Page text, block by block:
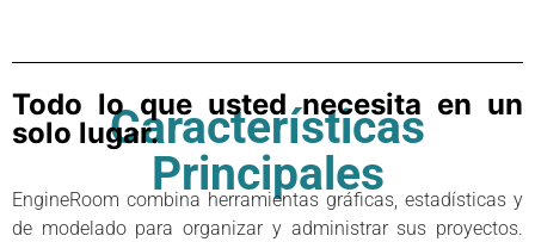
Características
Principales
Todo lo que usted necesita en un
solo lugar.
EngineRoom combina herramientas gráficas, estadísticas y
de modelado para organizar y administrar sus proyectos.